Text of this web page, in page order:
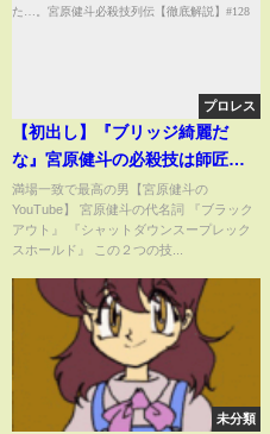
プロレス
【初出し】『ブリッジ綺麗だ
な』宮原健斗の必殺技は師匠か
らのある一言で誕生した…。宮
原健斗必殺技列伝【徹底解説】
#128
満場一致で最高の男【宮原健斗の
YouTube】 宮原健斗の代名詞 『ブラック
アウト』 『シャットダウンスープレック
スホールド』 この２つの技...
未分類